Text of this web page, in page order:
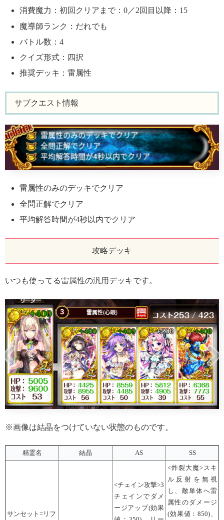
消費魔力：初回クリアまで：0／2回目以降：15
魔導師ランク：だれでも
バトル数：4
クイズ形式：四択
推奨デッキ：雷属性
サブクエスト情報
雷属性のみのデッキでクリア
全問正解でクリア
平均解答時間が4秒以内でクリア
攻略デッキ
いつも使ってる雷属性の汎用デッキです。
※画像は結晶をつけていない状態のものです。
精霊名 結晶 AS SS
サンセット=リフ
<チェイン攻撃>3
チェインでダメ
ージアップ(効果
<炸裂大魔>スキ
ル反射を無視
し、敵単体へ雷
属性のダメージ
(効果値：850)、